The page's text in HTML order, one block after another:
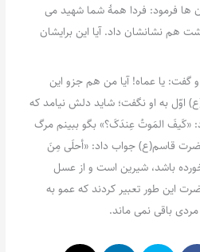
ها فرمود: فردا همۀ شما شهید می
هم نشانشان داد. آیا این برایشان
گفت: یا عماه! آیا من هم جزو این
اوّل به او نگفت؛ شاید دلش نیامد که
«کَیفَ المَوتُ عِندَکَ؟» بگو ببینم مرگ
قاسم(ع) جواب داد: «أحلَی مِنَ
باشد، شیرین است و از عسل
این طور تعبیر کردند که عمو به
باقی نمی ماند.